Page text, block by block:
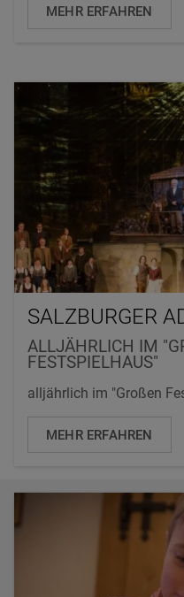
MEHR ERFAHREN
SALZBURGER
ALLJÄHRLICH IM
ESTSPIELHAUS"
alljährlich im "Großen
MEHR ERFAHREN